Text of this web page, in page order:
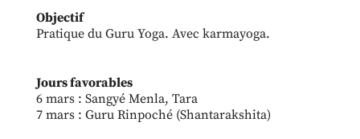
Objectif
Pratique du Guru Yoga. Avec karmayoga.
Jours favorables
6 mars : Sangyé Menla, Tara
7 mars : Guru Rinpoché (Shantarakshita)